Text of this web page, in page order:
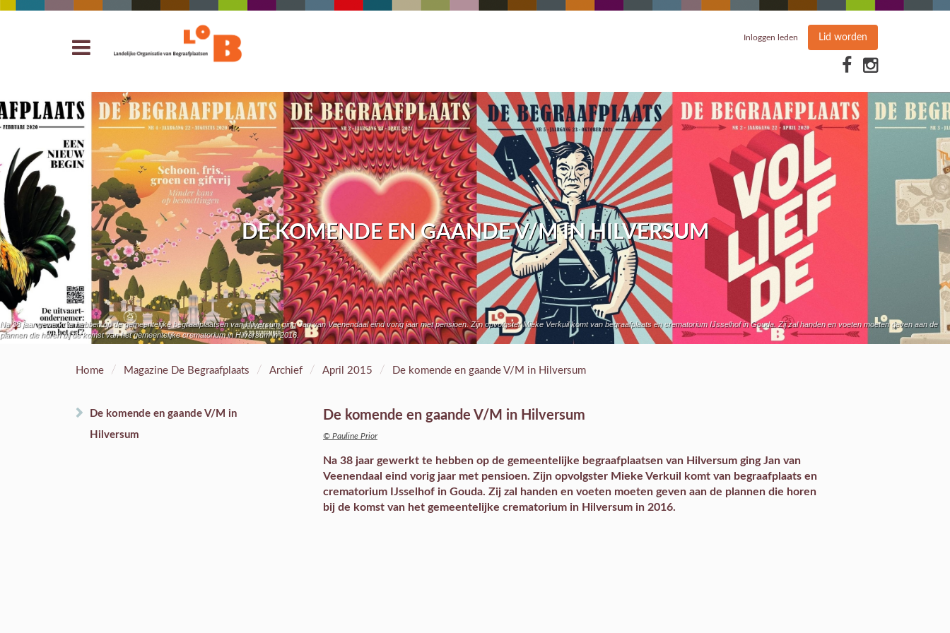
Inloggen leden Lid worden
DE KOMENDE EN GAANDE V/M IN HILVERSUM
Na 38 jaar gewerkt te hebben op de gemeentelijke begraafplaatsen van Hilversum ging Jan van Veenendaal eind vorig jaar met pensioen. Zijn opvolgster Mieke Verkuil komt van begraafplaats en crematorium IJsselhof in Gouda. Zij zal handen en voeten moeten geven aan de
plannen die horen bij de komst van het gemeentelijke crematorium in Hilversum in 2016.
Home / Magazine De Begraafplaats / Archief / April 2015 / De komende en gaande V/M in Hilversum
De komende en gaande V/M in
Hilversum
De komende en gaande V/M in Hilversum
© Pauline Prior
Na 38 jaar gewerkt te hebben op de gemeentelijke begraafplaatsen van Hilversum ging Jan van
Veenendaal eind vorig jaar met pensioen. Zijn opvolgster Mieke Verkuil komt van begraafplaats en
crematorium IJsselhof in Gouda. Zij zal handen en voeten moeten geven aan de plannen die horen
bij de komst van het gemeentelijke crematorium in Hilversum in 2016.